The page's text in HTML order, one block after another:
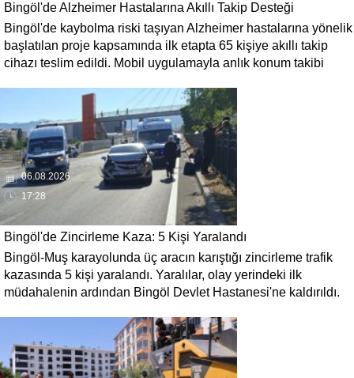
Bingöl'de Alzheimer Hastalarına Akıllı Takip Desteği
Bingöl'de kaybolma riski taşıyan Alzheimer hastalarına yönelik
başlatılan proje kapsamında ilk etapta 65 kişiye akıllı takip
cihazı teslim edildi. Mobil uygulamayla anlık konum takibi
daha kısa sürede ulaşılmasını sağlaması hedefleniyor.
06.08.2026
17:28
Bingöl'de Zincirleme Kaza: 5 Kişi Yaralandı
Bingöl-Muş karayolunda üç aracın karıştığı zincirleme trafik
kazasında 5 kişi yaralandı. Yaralılar, olay yerindeki ilk
müdahalenin ardından Bingöl Devlet Hastanesi'ne kaldırıldı.